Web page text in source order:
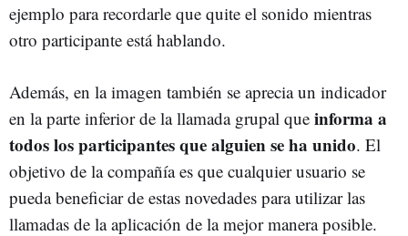
ejemplo para recordarle que quite el sonido mientras
otro participante está hablando.
Además, en la imagen también se aprecia un indicador
en la parte inferior de la llamada grupal que informa a
todos los participantes que alguien se ha unido. El
objetivo de la compañía es que cualquier usuario se
pueda beneficiar de estas novedades para utilizar las
llamadas de la aplicación de la mejor manera posible.